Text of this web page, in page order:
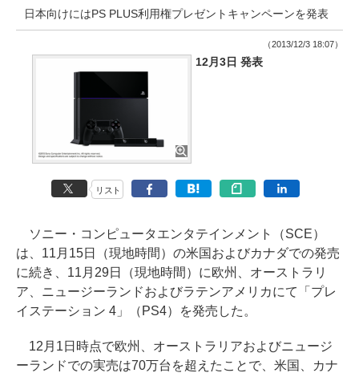
日本向けにはPS PLUS利用権プレゼントキャンペーンを発表
（2013/12/3 18:07）
12月3日 発表
リスト
ソニー・コンピュータエンタテインメント（SCE）
は、11月15日（現地時間）の米国およびカナダでの発売
に続き、11月29日（現地時間）に欧州、オーストラリ
ア、ニュージーランドおよびラテンアメリカにて「プレ
イステーション 4」（PS4）を発売した。
12月1日時点で欧州、オーストラリアおよびニュージ
ーランドでの実売は70万台を超えたことで、米国、カナ